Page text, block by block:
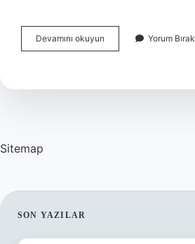
Devamını okuyun
Çiçeği
Yorum Bırak
Sitemap
SIDEBAR
SON YAZILAR